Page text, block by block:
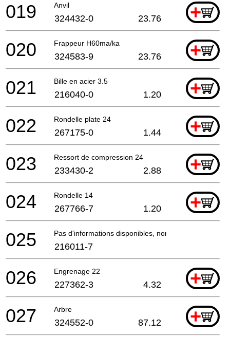
Anvil +
019 324432-0 23.76
Frappeur H60ma/ka +
020 324583-9 23.76
Bille en acier 3.5 +
021 216040-0 1.20
Rondelle plate 24 +
022 267175-0 1.44
Ressort de compression 24 +
023 233430-2 2.88
Rondelle 14 +
024 267766-7 1.20
Pas d'informations disponibles, non commandable
025 216011-7
Engrenage 22 +
026 227362-3 4.32
Arbre +
027 324552-0 87.12